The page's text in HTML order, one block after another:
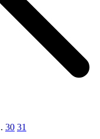
30 31